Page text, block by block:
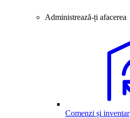
Administrează-ți afacerea
Comenzi și inventar